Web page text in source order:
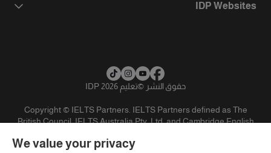
IDP Websites
حقوق النشر ©تعليم IDP 2026
Copyright © IELTS Partners. IELTS Partners defined as The
British Council, IELTS Australia Pty. Ltd. and Cambridge English
We value your privacy